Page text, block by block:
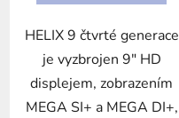
HELIX 9 čtvrté generace
je vyzbrojen 9" HD
displejem, zobrazením
MEGA SI+ a MEGA DI+,